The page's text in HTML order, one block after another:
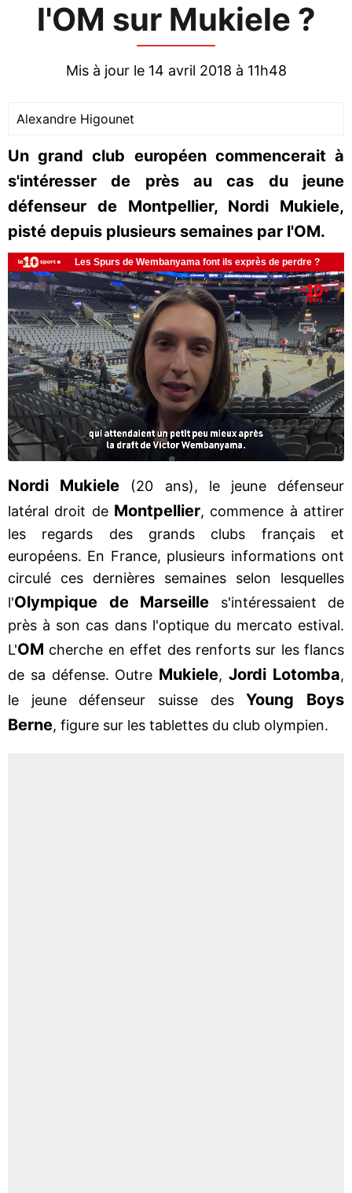
l'OM sur Mukiele ?
Mis à jour le 14 avril 2018 à 11h48
Alexandre Higounet
Un grand club européen commencerait à
s'intéresser de près au cas du jeune
défenseur de Montpellier, Nordi Mukiele,
pisté depuis plusieurs semaines par l'OM.
Nordi Mukiele (20 ans), le jeune défenseur
latéral droit de Montpellier, commence à attirer
les regards des grands clubs français et
européens. En France, plusieurs informations ont
circulé ces dernières semaines selon lesquelles
l'Olympique de Marseille s'intéressaient de
près à son cas dans l'optique du mercato estival.
L'OM cherche en effet des renforts sur les flancs
de sa défense. Outre Mukiele,Jordi Lotomba,
le jeune défenseur suisse desYoung Boys
Berne, figure sur les tablettes du club olympien.